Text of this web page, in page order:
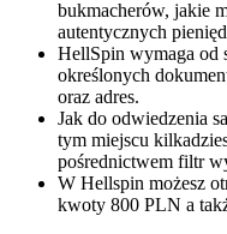
bukmacherów, jakie
autentycznych
HellSpin wymaga od
określonych
oraz adres.
Jak do odwiedzenia
tym miejscu
pośrednictwem filtr
W Hellspin możesz
kwoty 800 PLN a